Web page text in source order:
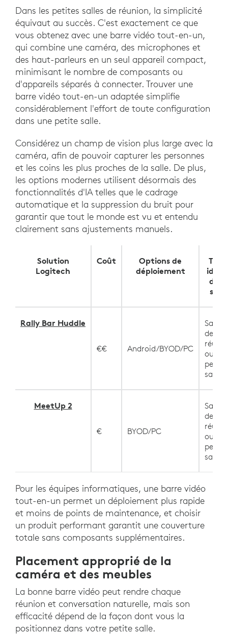
Dans les petites salles de réunion, la simplicité
équivaut au succès. C'est exactement ce que
vous obtenez avec une barre vidéo tout-en-un,
qui combine une caméra, des microphones et
des haut-parleurs en un seul appareil compact,
minimisant le nombre de composants ou
d'appareils séparés à connecter. Trouver une
barre vidéo tout-en-un adaptée simplifie
considérablement l'effort de toute configuration
dans une petite salle.
Considérez un champ de vision plus large avec la
caméra, afin de pouvoir capturer les personnes
et les coins les plus proches de la salle. De plus,
les options modernes utilisent désormais des
fonctionnalités d'IA telles que le cadrage
automatique et la suppression du bruit pour
garantir que tout le monde est vu et entendu
clairement sans ajustements manuels.
Solution
Logitech
Coût
Options de
déploiement
Taille
de la
salle
Rally Bar Huddle
€€ Android/BYOD/PC
Salles
de
ou
salles
MeetUp 2
€ BYOD/PC
Salles
de
ou
salles
Pour les équipes informatiques, une barre vidéo
tout-en-un permet un déploiement plus rapide
et moins de points de maintenance, et choisir
un produit performant garantit une couverture
totale sans composants supplémentaires.
Placement approprié de la
caméra et des meubles
La bonne barre vidéo peut rendre chaque
réunion et conversation naturelle, mais son
efficacité dépend de la façon dont vous la
positionnez dans votre petite salle.